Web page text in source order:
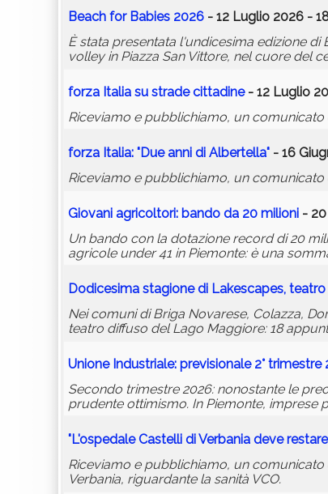
Beach for Babies 2026 - 12 Luglio 2026 -
È stata presentata l'undicesima edizione
volley in Piazza San Vittore, nel cuore del
forza Italia su strade cittadine- 12 Luglio
Riceviamo e pubblichiamo, un comunicato
forza Italia: "Due anni di Albertella" - 16
Riceviamo e pubblichiamo, un comunicato
Giovani agricoltori: bando da 20 milioni -
Un bando con la dotazione record di 20
agricole under 41 in Piemonte: è una
Dodicesima stagione di Lakescapes,
Nei comuni di Briga Novarese, Colazza,
teatro diffuso del Lago Maggiore: 18
Unione Industriale: previsionale 2° trimestre
Secondo trimestre 2026: nonostante le
prudente ottimismo. In Piemonte, imprese
"L'ospedale Castelli di Verbania deve
Riceviamo e pubblichiamo, un comunicato
Verbania, riguardante la sanità VCO.